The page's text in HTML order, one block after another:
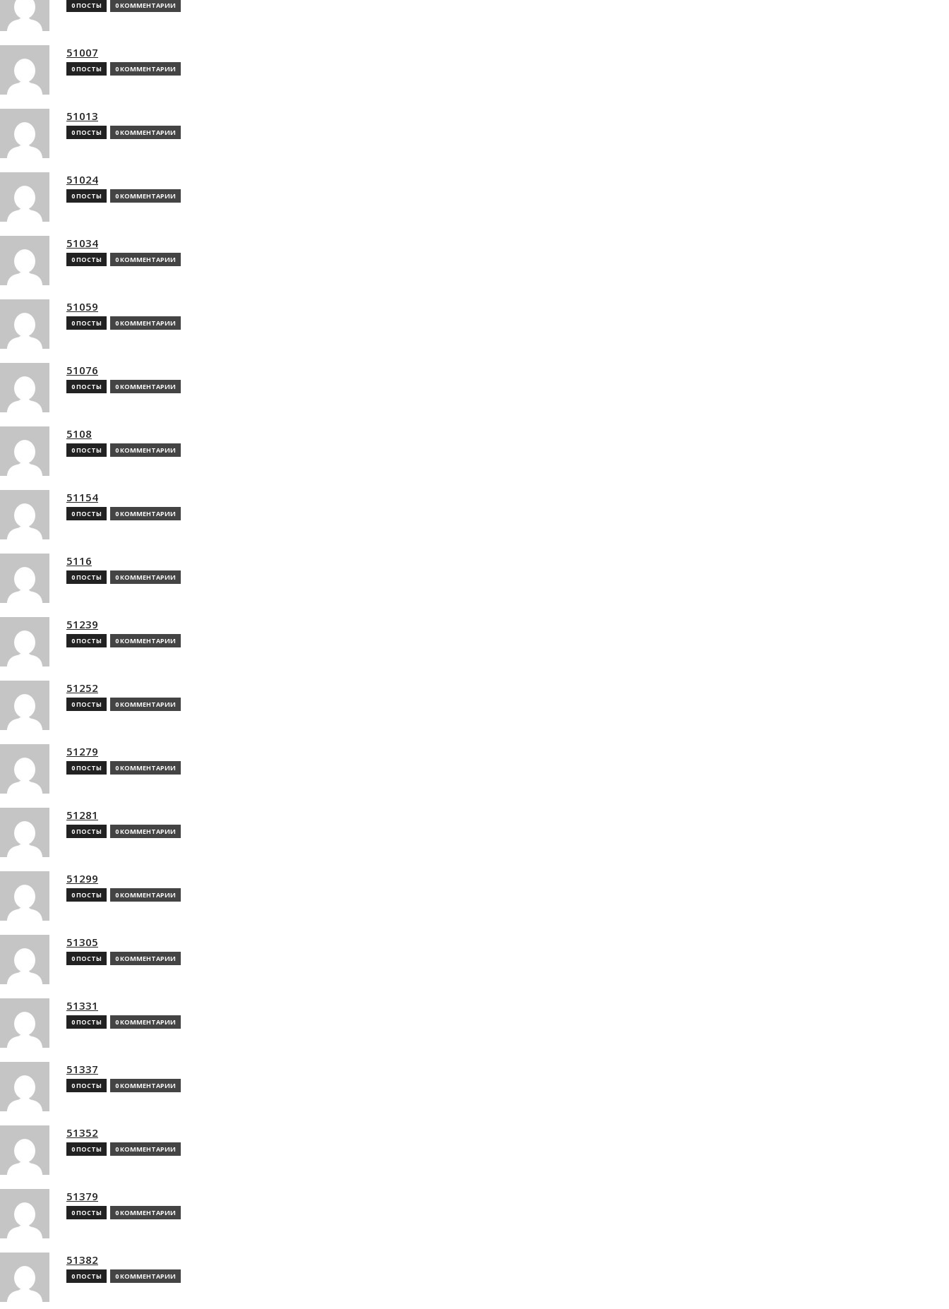
0 ПОСТЫ 0 КОММЕНТАРИИ
51007
0 ПОСТЫ 0 КОММЕНТАРИИ
51013
0 ПОСТЫ 0 КОММЕНТАРИИ
51024
0 ПОСТЫ 0 КОММЕНТАРИИ
51034
0 ПОСТЫ 0 КОММЕНТАРИИ
51059
0 ПОСТЫ 0 КОММЕНТАРИИ
51076
0 ПОСТЫ 0 КОММЕНТАРИИ
5108
0 ПОСТЫ 0 КОММЕНТАРИИ
51154
0 ПОСТЫ 0 КОММЕНТАРИИ
5116
0 ПОСТЫ 0 КОММЕНТАРИИ
51239
0 ПОСТЫ 0 КОММЕНТАРИИ
51252
0 ПОСТЫ 0 КОММЕНТАРИИ
51279
0 ПОСТЫ 0 КОММЕНТАРИИ
51281
0 ПОСТЫ 0 КОММЕНТАРИИ
51299
0 ПОСТЫ 0 КОММЕНТАРИИ
51305
0 ПОСТЫ 0 КОММЕНТАРИИ
51331
0 ПОСТЫ 0 КОММЕНТАРИИ
51337
0 ПОСТЫ 0 КОММЕНТАРИИ
51352
0 ПОСТЫ 0 КОММЕНТАРИИ
51379
0 ПОСТЫ 0 КОММЕНТАРИИ
51382
0 ПОСТЫ 0 КОММЕНТАРИИ